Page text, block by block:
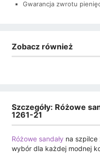
Gwarancja zwrotu
Zobacz również
Szczegóły: Różowe
1261-21
Różowe sandały na szpilce
wybór dla każdej modnej